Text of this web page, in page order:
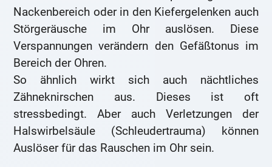
Nackenbereich oder in den Kiefergelenken auch
Störgeräusche im Ohr auslösen. Diese
Verspannungen verändern den Gefäßtonus im
Bereich der Ohren.
So ähnlich wirkt sich auch nächtliches
Zähneknirschen aus. Dieses ist oft
stressbedingt. Aber auch Verletzungen der
Halswirbelsäule (Schleudertrauma) können
Auslöser für das Rauschen im Ohr sein.